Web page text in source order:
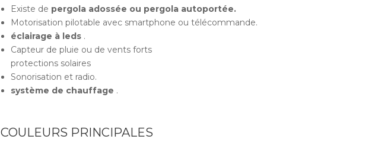
Existe de pergola adossée ou pergola autoportée.
Motorisation pilotable avec smartphone ou télécommande.
éclairage à leds .
Capteur de pluie ou de vents forts
protections solaires
Sonorisation et radio.
système de chauffage .
COULEURS PRINCIPALES